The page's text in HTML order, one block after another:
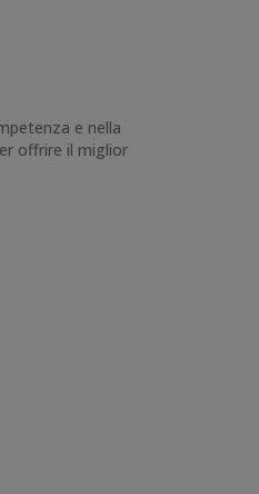
e nella
offrire il miglior